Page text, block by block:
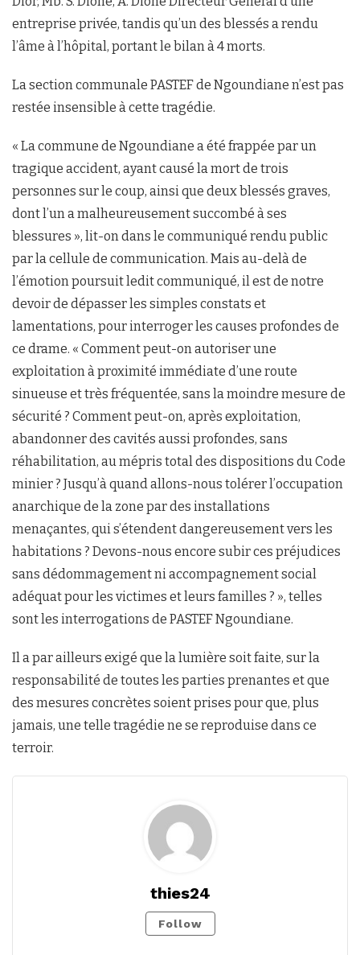
entreprise privée, tandis qu’un des blessés a rendu
l’âme à l’hôpital, portant le bilan à 4 morts.
La section communale PASTEF de Ngoundiane n’est pas
restée insensible à cette tragédie.
« La commune de Ngoundiane a été frappée par un
tragique accident, ayant causé la mort de trois
personnes sur le coup, ainsi que deux blessés graves,
dont l’un a malheureusement succombé à ses
blessures », lit-on dans le communiqué rendu public
par la cellule de communication. Mais au-delà de
l’émotion poursuit ledit communiqué, il est de notre
devoir de dépasser les simples constats et
lamentations, pour interroger les causes profondes de
ce drame. « Comment peut-on autoriser une
exploitation à proximité immédiate d’une route
sinueuse et très fréquentée, sans la moindre mesure de
sécurité ? Comment peut-on, après exploitation,
abandonner des cavités aussi profondes, sans
réhabilitation, au mépris total des dispositions du Code
minier ? Jusqu’à quand allons-nous tolérer l’occupation
anarchique de la zone par des installations
menaçantes, qui s’étendent dangereusement vers les
habitations ? Devons-nous encore subir ces préjudices
sans dédommagement ni accompagnement social
adéquat pour les victimes et leurs familles ? », telles
sont les interrogations de PASTEF Ngoundiane.
Il a par ailleurs exigé que la lumière soit faite, sur la
responsabilité de toutes les parties prenantes et que
des mesures concrètes soient prises pour que, plus
jamais, une telle tragédie ne se reproduise dans ce
terroir.
thies24
Follow